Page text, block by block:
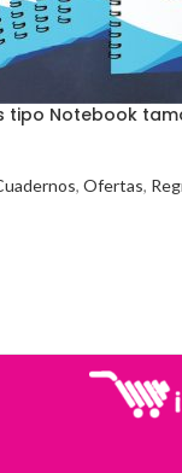
tipo Notebook
, Ofertas,